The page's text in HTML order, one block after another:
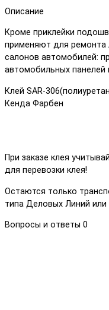
Описание
Кроме приклейки
применяют для ремонта
салонов автомобилей:
автомобильных панелей
Клей SAR-
Кенда Фарбен
При заказе клея
для перевозки клея!
Остаются только
типа Деловых Линий
Вопросы и ответы 0